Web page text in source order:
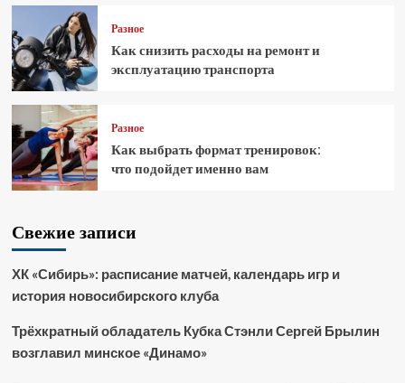
Разное
Как снизить расходы на ремонт и
эксплуатацию транспорта
Разное
Как выбрать формат тренировок:
что подойдет именно вам
Свежие записи
ХК «Сибирь»: расписание матчей, календарь игр и
история новосибирского клуба
Трёхкратный обладатель Кубка Стэнли Сергей Брылин
возглавил минское «Динамо»